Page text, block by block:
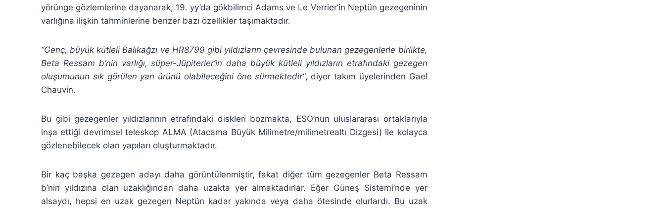
yörünge gözlemlerine dayanarak, 19. yy’da gökbilimci Adams ve Le Verrier’in Neptün gezegeninin
varlığına ilişkin tahminlerine benzer bazı özellikler taşımaktadır.
“Genç, büyük kütleli Balıkağzı ve HR8799 gibi yıldızların çevresinde bulunan gezegenlerle birlikte,
Beta Ressam b’nin varlığı, süper-Jüpiterler’in daha büyük kütleli yıldızların etrafındaki gezegen
oluşumunun sık görülen yan ürünü olabileceğini öne sürmektedir“, diyor takım üyelerinden Gael
Chauvin.
Bu gibi gezegenler yıldızlarının etrafındaki diskleri bozmakta, ESO’nun uluslararası ortaklarıyla
inşa ettiği devrimsel teleskop ALMA (Atacama Büyük Milimetre/milimetrealtı Dizgesi) ile kolayca
gözlenebilecek olan yapıları oluşturmaktadır.
Bir kaç başka gezegen adayı daha görüntülenmiştir, fakat diğer tüm gezegenler Beta Ressam
b’nin yıldızına olan uzaklığından daha uzakta yer almaktadırlar. Eğer Güneş Sistemi’nde yer
alsaydı, hepsi en uzak gezegen Neptün kadar yakında veya daha ötesinde olurlardı. Bu uzak